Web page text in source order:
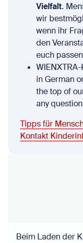
Vielfalt.
wir
wenn ihr
den
euch
in German
the top of
any
Tipps für
Kontakt
Beim Laden der